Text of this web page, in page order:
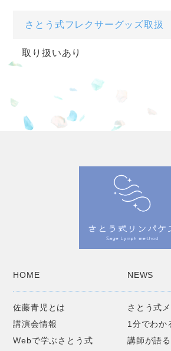
さとう式フレクサーグッズ取扱
取り扱いあり
HOME NEWS
佐藤青児とは
さとう式
講演会情報
1分でわか
Webで学ぶさとう式
講師が語